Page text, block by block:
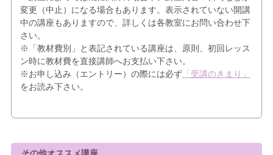
変更（中止）になる場合もあります。表示されていない開講
中の講座もありますので、詳しくは各教室にお問い合わせ下
さい。
※「教材費別」と表記されている講座は、原則、初回レッス
ン時に教材費を直接講師へお支払い下さい。
※お申し込み（エントリー）の際には必ず「受講のきまり」
をお読み下さい。